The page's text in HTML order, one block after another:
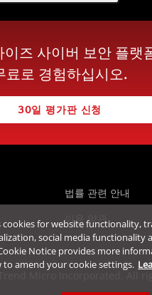
이즈 사이버 보안 플랫
료로 경험하십시오.
30일 평가판 신청
법률 관련 안내
이용 약관
Micro Incorporated. All
cookies for website functionality,
social media functionality
Notice provides more
to amend your cookie settings.